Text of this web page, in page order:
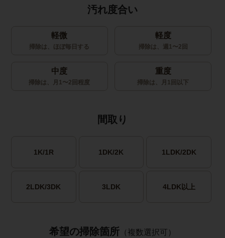
汚れ度合い
軽微
掃除は、ほぼ毎日する
軽度
掃除は、週1〜2回
中度
掃除は、月1〜2回程度
重度
掃除は、月1回以下
間取り
1K/1R 1DK/2K 1LDK/2DK
2LDK/3DK 3LDK 4LDK以上
希望の掃除箇所 （複数選択可）